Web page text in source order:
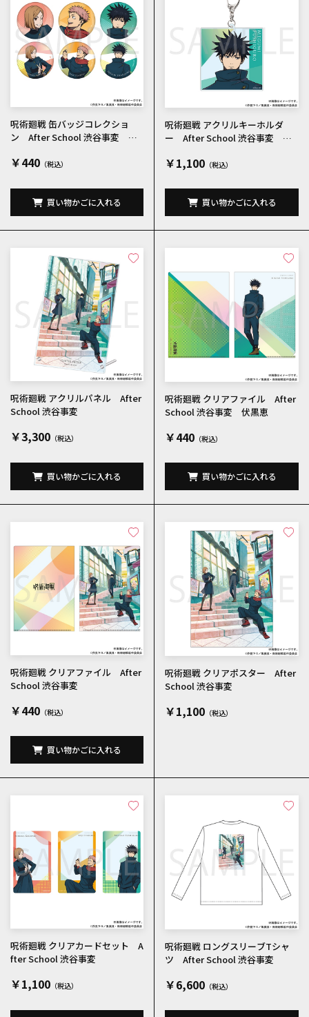
呪術廻戦 缶バッジコレクショ
ン After School 渋谷事変 全6
￥440
買い物かごに入れる
呪術廻戦 アクリルキーホルダ
ー After School 渋谷事変 伏
￥1,100
買い物かごに入れる
呪術廻戦 アクリルパネル After
School 渋谷事変
￥3,300
買い物かごに入れる
呪術廻戦 クリアファイル After
School 渋谷事変 伏黒恵
￥440
買い物かごに入れる
呪術廻戦 クリアファイル After
School 渋谷事変
￥440
買い物かごに入れる
呪術廻戦 クリアポスター After
School 渋谷事変
￥1,100
呪術廻戦 クリアカードセット A
fter School 渋谷事変
￥1,100
呪術廻戦 ロングスリーブTシャ
ツ After School 渋谷事変
￥6,600